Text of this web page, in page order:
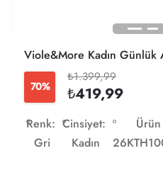
Viole&More Kadın Günlük
70%
₺1.399,99
₺419,99
Renk:
Gri
Cinsiyet:
Kadın